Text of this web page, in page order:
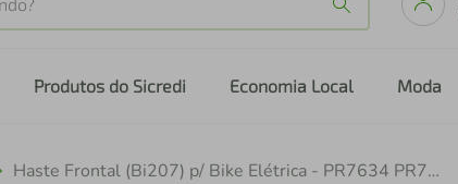
Produtos do Sicredi Economia Local Moda
Haste Frontal (Bi207) p/ Bike Elétrica - PR7634 PR7634